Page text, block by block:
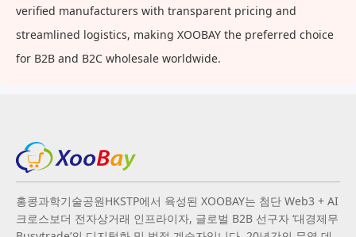
verified manufacturers with transparent pricing and
streamlined logistics, making XOOBAY the preferred choice
for B2B and B2C wholesale worldwide.
홍콩과학기술공원HKSTP에서 육성된 XOOBAY는 첨단 Web3 + AI
크로스보더 전자상거래 인프라이자, 글로벌 B2B 선구자 ‘대경제무